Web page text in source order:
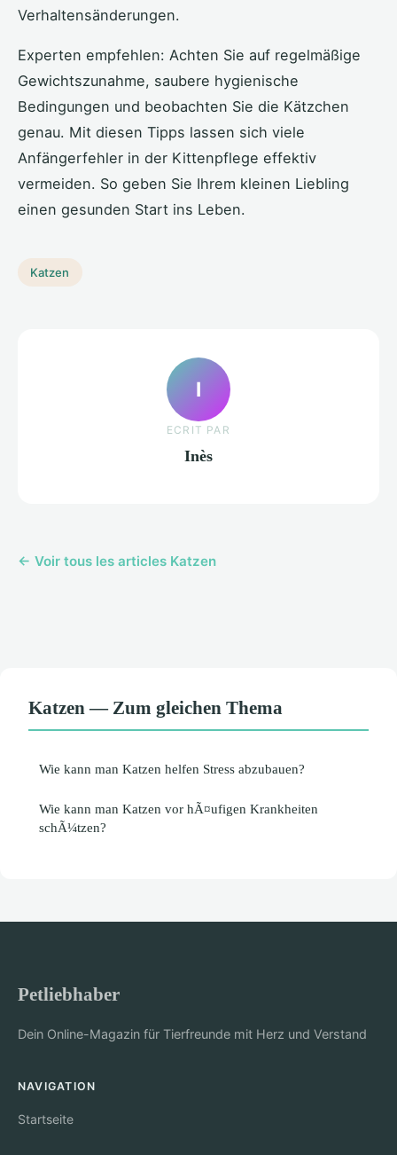
Verhaltensänderungen.
Experten empfehlen: Achten Sie auf regelmäßige
Gewichtszunahme, saubere hygienische
Bedingungen und beobachten Sie die Kätzchen
genau. Mit diesen Tipps lassen sich viele
Anfängerfehler in der Kittenpflege effektiv
vermeiden. So geben Sie Ihrem kleinen Liebling
einen gesunden Start ins Leben.
Katzen
I
ECRIT PAR
Inès
← Voir tous les articles Katzen
Katzen — Zum gleichen Thema
Wie kann man Katzen helfen Stress abzubauen?
Wie kann man Katzen vor hÃ¤ufigen Krankheiten
schÃ¼tzen?
Petliebhaber
Dein Online-Magazin für Tierfreunde mit Herz und Verstand
NAVIGATION
Startseite